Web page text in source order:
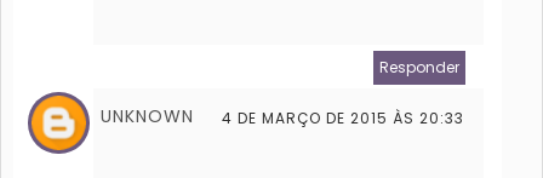
Responder
UNKNOWN 4 DE MARÇO DE 2015 ÀS 20:33